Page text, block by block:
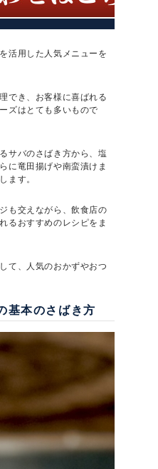
活用した人気メニューを
でき、お客様に喜ばれる
ズはとても多いもので
サバのさばき方から、塩
に竜田揚げや南蛮漬けま
ます。
も交えながら、飲食店の
るおすすめのレシピをま
て、人気のおかずやおつ
基本のさばき方